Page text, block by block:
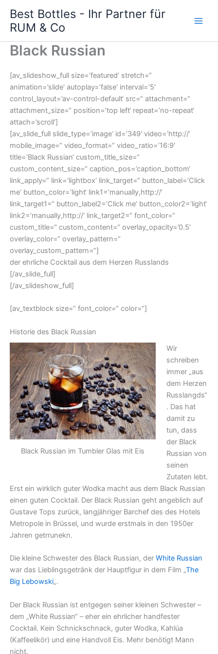
Inhalt
springen
Best Bottles - Ihr Partner für
RUM & Co
Black Russian
[av_slideshow_full size=’featured‘ stretch=“
animation=’slide‘ autoplay=’false‘ interval=’5′
control_layout=’av-control-default‘ src=“ attachment=“
attachment_size=“ position=’top left‘ repeat=’no-repeat‘
attach=’scroll‘]
[av_slide_full slide_type=’image‘ id=’349′ video=’http://‘
mobile_image=“ video_format=“ video_ratio=’16:9′
title=’Black Russian‘ custom_title_size=“
custom_content_size=“ caption_pos=’caption_bottom‘
link_apply=“ link=’lightbox‘ link_target=“ button_label=’Click
me‘ button_color=’light‘ link1=’manually,http://‘
link_target1=“ button_label2=’Click me‘ button_color2=’light‘
link2=’manually,http://‘ link_target2=“ font_color=“
custom_title=“ custom_content=“ overlay_opacity=’0.5′
overlay_color=“ overlay_pattern=“
overlay_custom_pattern=“]
der ehrliche Cocktail aus dem Herzen Russlands
[/av_slide_full]
[/av_slideshow_full]
[av_textblock size=“ font_color=“ color=“]
Historie des Black Russian
Black Russian im Tumbler Glas mit Eis
Wir
schreiben
immer „aus
dem Herzen
Russlangds“
. Das hat
damit zu
tun, dass
der Black
Russian von
seinen
Zutaten lebt.
Erst ein wirklich guter Wodka macht aus dem Black Russian
einen guten Cocktail. Der Black Russian geht angeblich auf
Gustave Tops zurück, langjähriger Barchef des des Hotels
Metropole in Brüssel, und wurde erstmals in den 1950er
Jahren getrrunekn.
Die kleine Schwester des Black Russian, der White Russian
war das Lieblingsgetränk der Hauptfigur in dem Film „The
Big Lebowski„.
Der Black Russian ist entgegen seiner kleinen Schwester –
dem „White Russian“ – eher ein ehrlicher handfester
Cocktail. Kein Schnickschnack, guter Wodka, Kahlúa
(Kaffeelikör) und eine Handvoll Eis. Mehr benötigt Mann
nicht.